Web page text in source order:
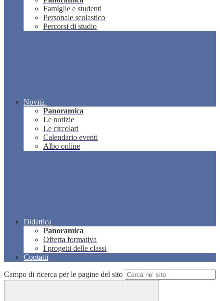
Famiglie e studenti
Personale scolastico
Percorsi di studio
Novità
Panoramica
Le notizie
Le circolari
Calendario eventi
Albo online
Didattica
Panoramica
Offerta formativa
I progetti delle classi
Contatti
Campo di ricerca per le pagine del sito